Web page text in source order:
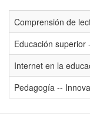
Comprensión de
Educación superior
Internet en la
Pedagogía --